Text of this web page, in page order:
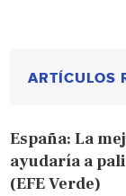
ARTÍCULOS
España: La
ayudaría a
(EFE Verde)